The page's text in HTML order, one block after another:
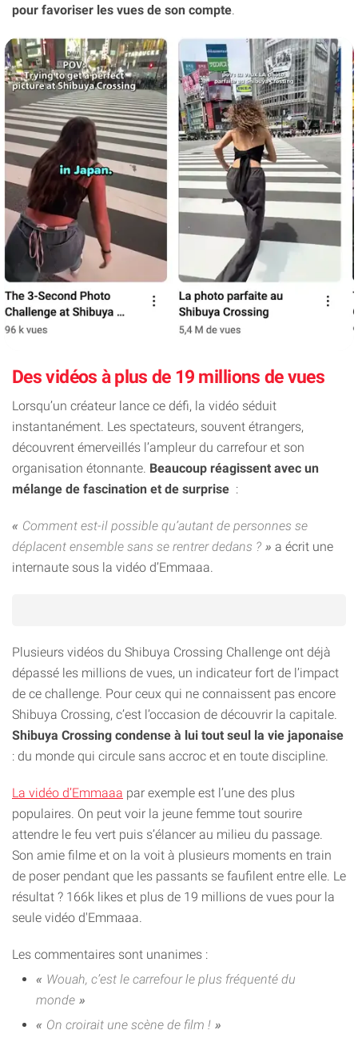
pour favoriser les vues de son compte.
Des vidéos à plus de 19 millions de vues
Lorsqu’un créateur lance ce défi, la vidéo séduit
instantanément. Les spectateurs, souvent étrangers,
découvrent émerveillés l’ampleur du carrefour et son
organisation étonnante. Beaucoup réagissent avec un
mélange de fascination et de surprise :
Comment est-il possible qu’autant de personnes se
déplacent ensemble sans se rentrer dedans ?
a écrit une
internaute sous la vidéo d’Emmaaa.
Plusieurs vidéos du Shibuya Crossing Challenge ont déjà
dépassé les millions de vues, un indicateur fort de l’impact
de ce challenge. Pour ceux qui ne connaissent pas encore
Shibuya Crossing, c’est l’occasion de découvrir la capitale.
Shibuya Crossing condense à lui tout seul la vie japonaise
: du monde qui circule sans accroc et en toute discipline.
La vidéo d’Emmaaa par exemple est l’une des plus
populaires. On peut voir la jeune femme tout sourire
attendre le feu vert puis s’élancer au milieu du passage.
Son amie filme et on la voit à plusieurs moments en train
de poser pendant que les passants se faufilent entre elle. Le
résultat ? 166k likes et plus de 19 millions de vues pour la
seule vidéo d'Emmaaa.
Les commentaires sont unanimes :
Wouah, c’est le carrefour le plus fréquenté du
monde
On croirait une scène de film !